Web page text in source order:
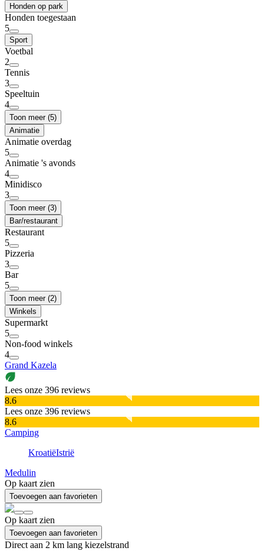
Honden op park
Honden toegestaan
5
Sport
Voetbal
2
Tennis
3
Speeltuin
4
Toon meer (5)
Animatie
Animatie overdag
5
Animatie 's avonds
4
Minidisco
3
Toon meer (3)
Bar/restaurant
Restaurant
5
Pizzeria
3
Bar
5
Toon meer (2)
Winkels
Supermarkt
5
Non-food winkels
4
Grand Kazela
Lees onze 396 reviews
8.6
Lees onze 396 reviews
8.6
Camping
KroatiëIstrië
Medulin
Op kaart zien
Toevoegen aan favorieten
Op kaart zien
Toevoegen aan favorieten
Direct aan 2 km lang kiezelstrand